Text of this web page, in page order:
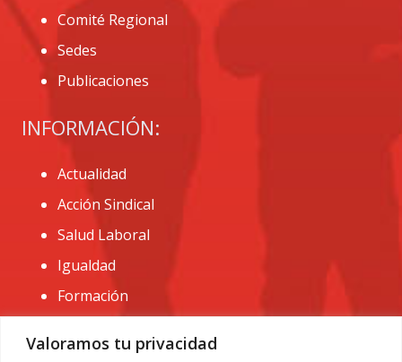
Valoramos tu privacidad
Comité Regional
Sedes
Publicaciones
INFORMACIÓN:
Actualidad
Acción Sindical
Salud Laboral
Igualdad
Formación
CONTACTO: